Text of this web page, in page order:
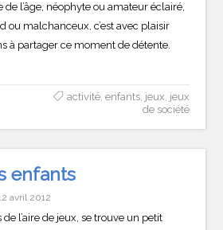
de l’âge, néophyte ou amateur éclairé,
ou malchanceux, c’est avec plaisir
à partager ce moment de détente.
activité, enfants, jeux, jeux
de société
enfants
avril 2012
l’aire de jeux, se trouve un petit